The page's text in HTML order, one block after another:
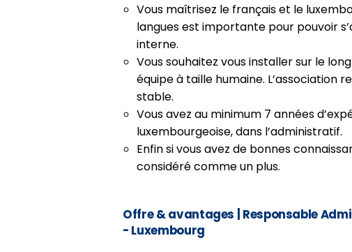
Vous maîtrisez le français et le
langues est importante pour pouvoir
interne.
Vous souhaitez vous installer sur le
équipe à taille humaine. L’association
stable.
Vous avez au minimum 7 années
luxembourgeoise, dans l’administratif.
Enfin si vous avez de bonnes
considéré comme un plus.
Offre & avantages | Responsable
- Luxembourg